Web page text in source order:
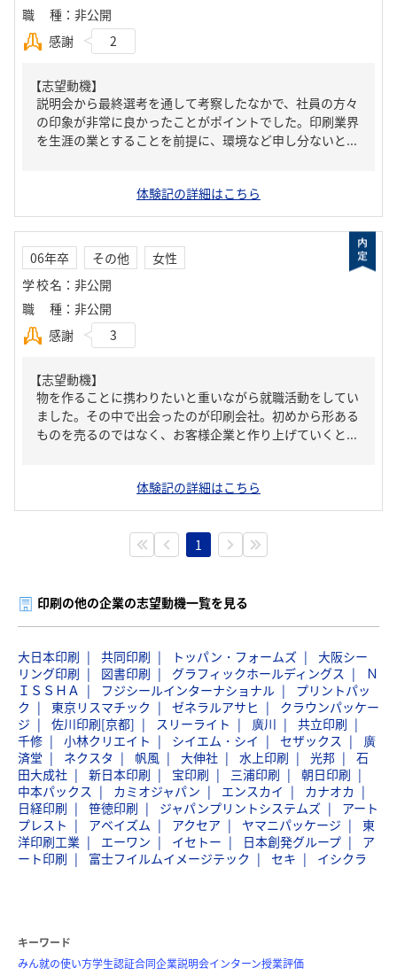
職種 ： 非公開
感謝
2
【志望動機】
説明会から最終選考を通して考察したなかで、社員の方々
の印象が非常に良かったことがポイントでした。印刷業界
を生涯の業とすることを前提に、環境など申し分ないと...
体験記の詳細はこちら
06年卒 その他
女性
学校名 ： 非公開
職種 ： 非公開
感謝
3
【志望動機】
物を作ることに携わりたいと重いながら就職活動をしてい
ました。その中で出会ったのが印刷会社。初めから形ある
ものを売るのではなく、お客様企業と作り上げていくと...
体験記の詳細はこちら
1
印刷の他の企業の志望動機一覧を見る
大日本印刷 共同印刷 トッパン・フォームズ
大阪シー
リング印刷
図書印刷 グラフィックホールディングス
Ｎ
ＩＳＳＨＡ
フジシールインターナショナル
プリントパッ
ク
東京リスマチック ゼネラルアサヒ
クラウンパッケー
ジ
佐川印刷[京都] スリーライト 廣川
共立印刷
千修
小林クリエイト シイエム・シイ セザックス
廣
済堂
ネクスタ 帆風 大伸社 水上印刷 光邦
石
田大成社
新日本印刷 宝印刷 三浦印刷
朝日印刷
中本パックス
カミオジャパン エンスカイ
カナオカ
日経印刷
笹徳印刷 ジャパンプリントシステムズ
アート
プレスト
アベイズム アクセア ヤマニパッケージ
東
洋印刷工業
エーワン イセトー 日本創発グループ
ア
ート印刷
富士フイルムイメージテック セキ イシクラ
キーワード
みん就の使い方学生認証合同企業説明会インターン授業評価